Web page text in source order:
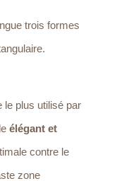
trois formes
le plus utilisé par
élégant et
contre le
zone